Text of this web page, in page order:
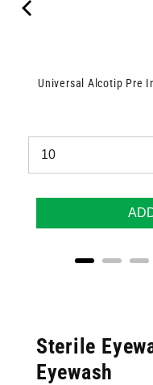
Universal Alcotip Pre
Sterile
Eyewash